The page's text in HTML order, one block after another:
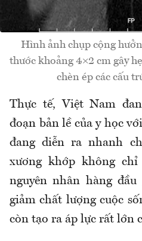
Hình ảnh chụp cộng
thước khoảng 4×2 cm gây
chèn ép các cấu
Thực tế, Việt Nam
đoạn bản lề của y học
đang diễn ra nhanh
xương khớp không
nguyên nhân hàng
giảm chất lượng cuộc
còn tạo ra áp lực rất lớn